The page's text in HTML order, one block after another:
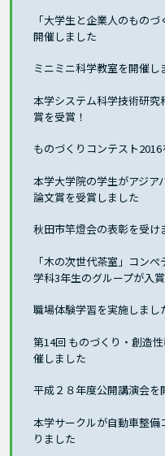
「大学生と企業人のもの
開催しました
ミニミニ科学教室を開催し
本学システム科学技術研
賞を受賞！
ものづくりコンテスト
本学大学院の学生がアジア
論文賞を受賞しました
秋田市竿燈会の表彰を受け
「木の次世代茶室」コン
学科3年生のグループが入
職場体験学習を実施しまし
第14回 ものづくり・創造
催しました
平成２８年度公開講演会を
本学サークルが自動車整
りました